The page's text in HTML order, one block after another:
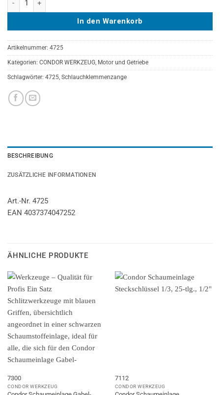
In den Warenkorb
Artikelnummer: 4725
Kategorien: CONDOR WERKZEUG, Motor und Getriebe
Schlagwörter: 4725, Schlauchklemmenzange
BESCHREIBUNG
ZUSÄTZLICHE INFORMATIONEN
Art.-Nr. 4725
EAN 4037374047252
ÄHNLICHE PRODUKTE
7300
CONDOR WERKZEUG
7112
CONDOR WERKZEUG